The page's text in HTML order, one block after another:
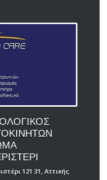
121 31, Αττικής